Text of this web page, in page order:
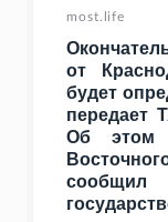
most.life
от
будет
передает
Об этом
сообщил